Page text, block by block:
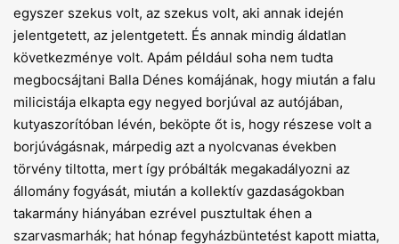
egyszer szekus volt, az szekus volt, aki annak idején
jelentgetett, az jelentgetett. És annak mindig áldatlan
következménye volt. Apám például soha nem tudta
megbocsájtani Balla Dénes komájának, hogy miután a falu
milicistája elkapta egy negyed borjúval az autójában,
kutyaszorítóban lévén, beköpte őt is, hogy részese volt a
borjúvágásnak, márpedig azt a nyolcvanas években
törvény tiltotta, mert így próbálták megakadályozni az
állomány fogyását, miután a kollektív gazdaságokban
takarmány hiányában ezrével pusztultak éhen a
szarvasmarhák; hat hónap fegyházbüntetést kapott miatta,